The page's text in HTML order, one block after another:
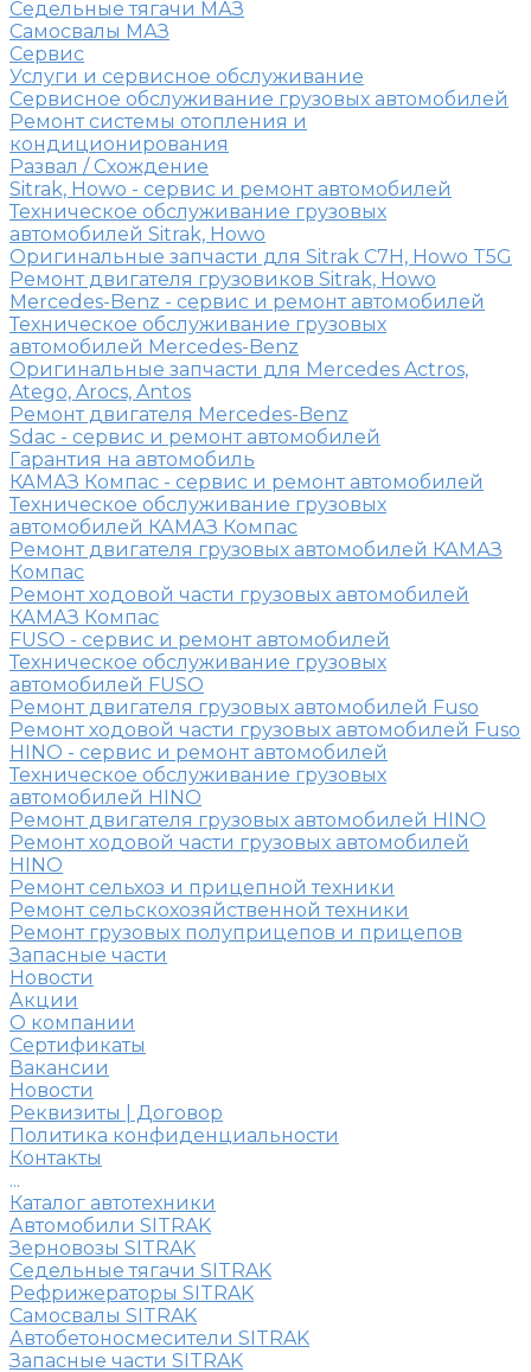
Седельные тягачи МАЗ
Самосвалы МАЗ
Сервис
Услуги и сервисное обслуживание
Сервисное обслуживание грузовых автомобилей
Ремонт системы отопления и
кондиционирования
Развал / Схождение
Sitrak, Howo - сервис и ремонт автомобилей
Техническое обслуживание грузовых
автомобилей Sitrak, Howo
Оригинальные запчасти для Sitrak C7H, Howo T5G
Ремонт двигателя грузовиков Sitrak, Howo
Mercedes-Benz - сервис и ремонт автомобилей
Техническое обслуживание грузовых
автомобилей Mercedes-Benz
Оригинальные запчасти для Mercedes Actros,
Atego, Arocs, Antos
Ремонт двигателя Mercedes-Benz
Sdac - сервис и ремонт автомобилей
Гарантия на автомобиль
КАМАЗ Компас - сервис и ремонт автомобилей
Техническое обслуживание грузовых
автомобилей КАМАЗ Компас
Ремонт двигателя грузовых автомобилей КАМАЗ
Компас
Ремонт ходовой части грузовых автомобилей
КАМАЗ Компас
FUSO - сервис и ремонт автомобилей
Техническое обслуживание грузовых
автомобилей FUSO
Ремонт двигателя грузовых автомобилей Fuso
Ремонт ходовой части грузовых автомобилей Fuso
HINO - сервис и ремонт автомобилей
Техническое обслуживание грузовых
автомобилей HINO
Ремонт двигателя грузовых автомобилей HINO
Ремонт ходовой части грузовых автомобилей
HINO
Ремонт сельхоз и прицепной техники
Ремонт сельскохозяйственной техники
Ремонт грузовых полуприцепов и прицепов
Запасные части
Новости
Акции
О компании
Сертификаты
Вакансии
Новости
Реквизиты | Договор
Политика конфиденциальности
Контакты
...
Каталог автотехники
Автомобили SITRAK
Зерновозы SITRAK
Седельные тягачи SITRAK
Рефрижераторы SITRAK
Самосвалы SITRAK
Автобетоносмесители SITRAK
Запасные части SITRAK